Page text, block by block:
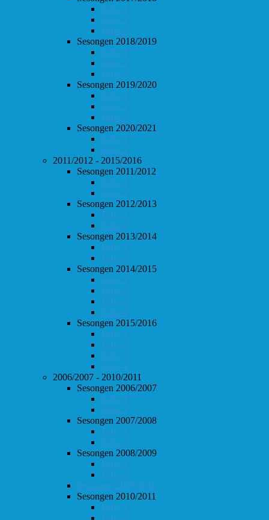
Follo 1
Follo 2
Follo 3
Sesongen 2018/2019
Follo 1
Follo 2
Follo 3
Sesongen 2019/2020
Follo 1
Follo 2
Follo 3
Sesongen 2020/2021
Follo 1
Follo 2
2011/2012 - 2015/2016
Sesongen 2011/2012
Follo 1
Follo 2
Sesongen 2012/2013
Follo 1
Follo 2
Sesongen 2013/2014
Follo 1
Follo 2
Sesongen 2014/2015
Follo 1
Follo 2
Follo 3
Follo 4
Sesongen 2015/2016
Follo 1
Follo 2
Follo 3
Follo 4
2006/2007 - 2010/2011
Sesongen 2006/2007
Follo 1
Follo 2
Sesongen 2007/2008
Follo 1
Follo 2
Sesongen 2008/2009
Follo 1
Follo 2
Sesongen 2009/2010
Sesongen 2010/2011
Follo 1
Follo 2